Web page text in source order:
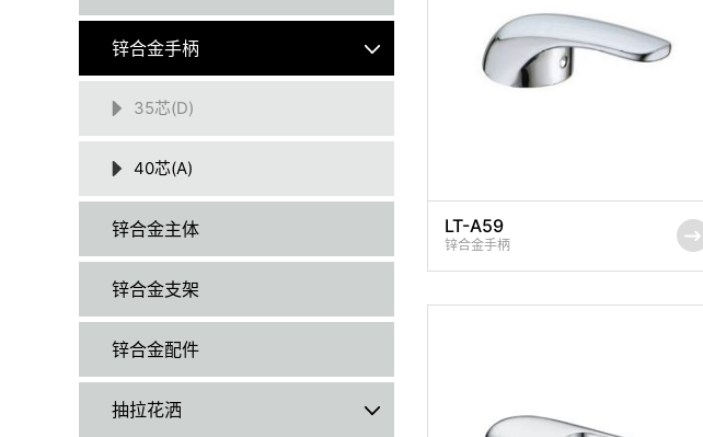
锌合金手柄
35芯(D)
40芯(A)
锌合金主体
锌合金支架
锌合金配件
抽拉花洒
LT-A59
锌合金手柄